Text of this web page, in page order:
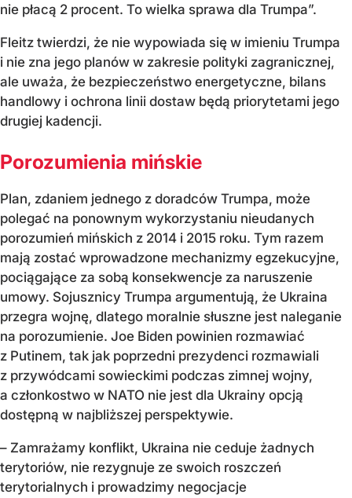
nie płacą 2 procent. To wielka sprawa dla Trumpa”.
Fleitz twierdzi, że nie wypowiada się w imieniu Trumpa
i nie zna jego planów w zakresie polityki zagranicznej,
ale uważa, że bezpieczeństwo energetyczne, bilans
handlowy i ochrona linii dostaw będą priorytetami jego
drugiej kadencji.
Porozumienia mińskie
Plan, zdaniem jednego z doradców Trumpa, może
polegać na ponownym wykorzystaniu nieudanych
porozumień mińskich z 2014 i 2015 roku. Tym razem
mają zostać wprowadzone mechanizmy egzekucyjne,
pociągające za sobą konsekwencje za naruszenie
umowy. Sojusznicy Trumpa argumentują, że Ukraina
przegra wojnę, dlatego moralnie słuszne jest naleganie
na porozumienie. Joe Biden powinien rozmawiać
z Putinem, tak jak poprzedni prezydenci rozmawiali
z przywódcami sowieckimi podczas zimnej wojny,
a członkostwo w NATO nie jest dla Ukrainy opcją
dostępną w najbliższej perspektywie.
– Zamrażamy konflikt, Ukraina nie ceduje żadnych
terytoriów, nie rezygnuje ze swoich roszczeń
terytorialnych i prowadzimy negocjacje